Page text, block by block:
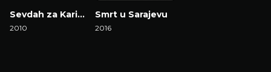
Sevdah za Karima
2010
Smrt u Sarajevu
2016